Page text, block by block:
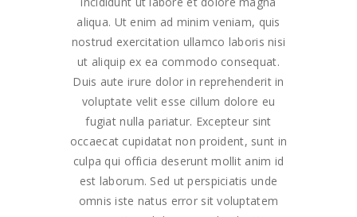
aliqua. Ut enim ad minim veniam, quis
nostrud exercitation ullamco laboris nisi
ut aliquip ex ea commodo consequat.
Duis aute irure dolor in reprehenderit in
voluptate velit esse cillum dolore eu
fugiat nulla pariatur. Excepteur sint
occaecat cupidatat non proident, sunt in
culpa qui officia deserunt mollit anim id
est laborum. Sed ut perspiciatis unde
omnis iste natus error sit voluptatem